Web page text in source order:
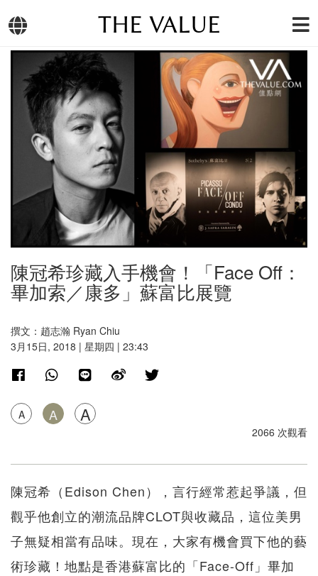
THE VALUE
陳冠希珍藏入手機會！「Face Off：
畢加索／康多」蘇富比展覽
撰文：趙志瀚 Ryan Chiu
3月15日, 2018 | 星期四 | 23:43
A A A
2066 次觀看
陳冠希（Edison Chen），言行經常惹起爭議，但
觀乎他創立的潮流品牌CLOT與收藏品，這位美男
子無疑相當有品味。現在，大家有機會買下他的藝
術珍藏！地點是香港蘇富比的「Face-Off」畢加